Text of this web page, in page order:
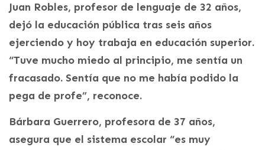
Juan Robles, profesor de lenguaje de 32 años,
dejó la educación pública tras seis años
ejerciendo y hoy trabaja en educación superior.
“Tuve mucho miedo al principio, me sentía un
fracasado. Sentía que no me había podido la
pega de profe”, reconoce.
Bárbara Guerrero, profesora de 37 años,
asegura que el sistema escolar “es muy